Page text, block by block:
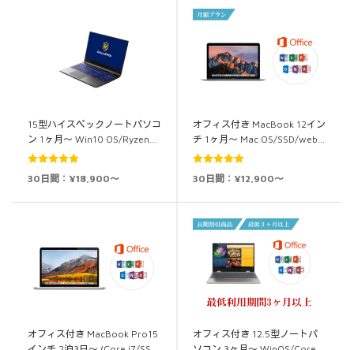
15型ハイスペックノートパソコ
ン 1ヶ月～ Win10 OS/Ryzen…
5段階中 5.00
30日間：¥18,900～
オフィス付き MacBook 12イン
チ 1ヶ月～ Mac OS/SSD/web…
5段階中 5.00
30日間：¥12,900～
オフィス付き MacBook Pro15
オフィス付き 12.5型ノートパ